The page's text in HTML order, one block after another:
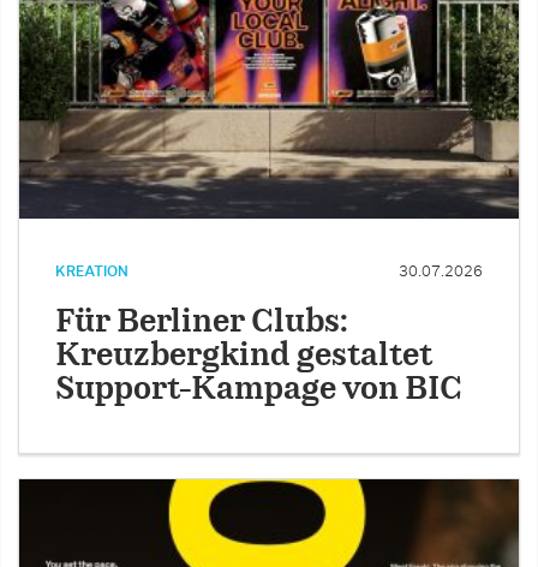
KREATION 30.07.2026
Für Berliner Clubs:
Kreuzbergkind gestaltet
Support-Kampage von BIC